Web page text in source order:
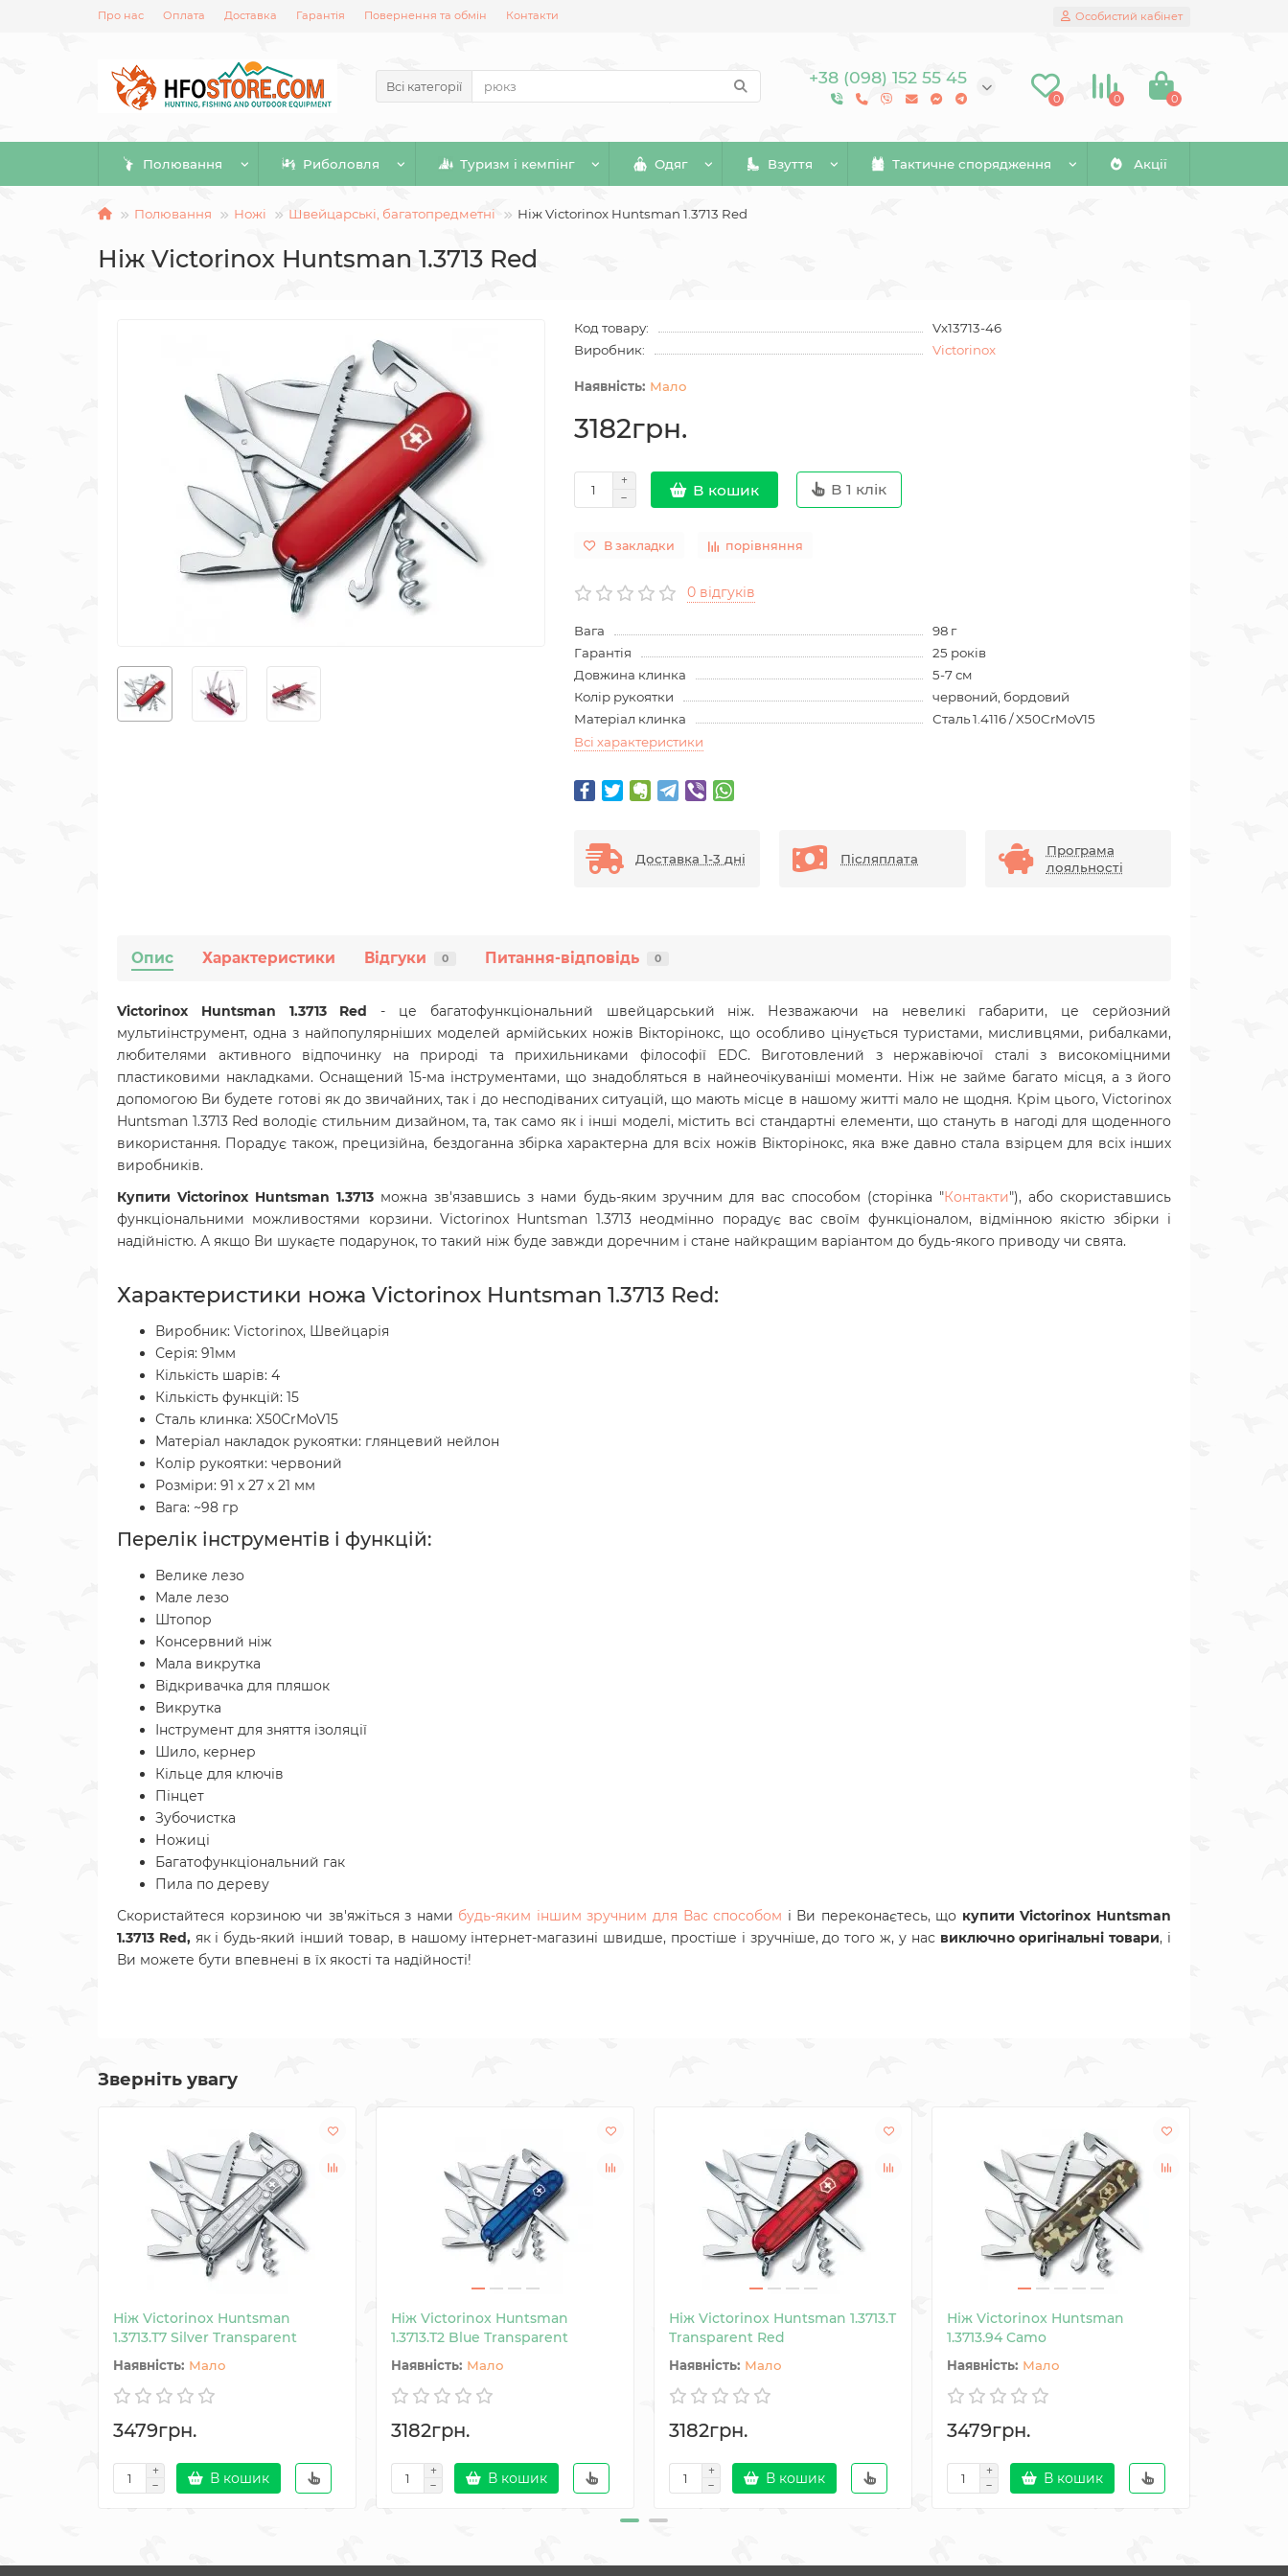
Про нас Оплата Доставка Гарантія Повернення та обмін Контакти Особистий кабінет
Всі категорії +38 (098) 152 55 45
0 0 0
Полювання Риболовля Туризм і кемпінг Одяг Взуття Тактичне спорядження Акції
Полювання Ножі Швейцарські, багатопредметні Ніж Victorinox Huntsman 1.3713 Red
Ніж Victorinox Huntsman 1.3713 Red
Код товару:
Vx13713-46
Виробник:
Victorinox
Мало
3182грн.
В кошик В 1 клік
В закладки порівняння
0 відгуків
Вага
98 г
Гарантія
25 років
Довжина клинка
5-7 см
Колір рукоятки
червоний, бордовий
Матеріал клинка
Сталь 1.4116 / X50CrMoV15
Всі характеристики
Доставка 1-3 дні Післяплата
Програма
лояльності
Опис Характеристики Відгуки 0 Питання-відповідь 0
Victorinox Huntsman 1.3713 Red - це багатофункціональний швейцарський ніж. Незважаючи на невеликі габарити, це серйозний
мультиінструмент, одна з найпопулярніших моделей армійських ножів Вікторінокс, що особливо цінується туристами, мисливцями, рибалками,
любителями активного відпочинку на природі та прихильниками філософії EDC. Виготовлений з нержавіючої сталі з високоміцними
пластиковими накладками. Оснащений 15-ма інструментами, що знадобляться в найнеочікуваніші моменти. Ніж не займе багато місця, а з його
допомогою Ви будете готові як до звичайних, так і до несподіваних ситуацій, що мають місце в нашому житті мало не щодня. Крім цього, Victorinox
Huntsman 1.3713 Red володіє стильним дизайном, та, так само як і інші моделі, містить всі стандартні елементи, що стануть в нагоді для щоденного
використання. Порадує також, прецизійна, бездоганна збірка характерна для всіх ножів Вікторінокс, яка вже давно стала взірцем для всіх інших
виробників.
Купити Victorinox Huntsman 1.3713 можна зв'язавшись з нами будь-яким зручним для вас способом (сторінка "Контакти"), або скориставшись
функціональними можливостями корзини. Victorinox Huntsman 1.3713неодмінно порадує вас своїм функціоналом, відмінною якістю збірки і
надійністю. А якщо Ви шукаєте подарунок, то такий ніж буде завжди доречним і стане найкращим варіантом до будь-якого приводу чи свята.
Характеристики ножа Victorinox Huntsman 1.3713 Red:
Виробник: Victorinox, Швейцарія
Серія: 91мм
Кількість шарів: 4
Кількість функцій: 15
Сталь клинка: X50CrMoV15
Матеріал накладок рукоятки: глянцевий нейлон
Колір рукоятки: червоний
Розміри: 91 х 27 х 21 мм
Вага: ~98 гр
Перелік інструментів і функцій:
Велике лезо
Мале лезо
Штопор
Консервний ніж
Мала викрутка
Відкривачка для пляшок
Викрутка
Інструмент для зняття ізоляції
Шило, кернер
Кільце для ключів
Пінцет
Зубочистка
Ножиці
Багатофункціональний гак
Пила по дереву
Скористайтеся корзиною чи зв'яжіться з нами будь-яким іншим зручним для Вас способом і Ви переконаєтесь, що купити Victorinox Huntsman
1.3713 Red, як і будь-який інший товар, в нашому інтернет-магазині швидше, простіше і зручніше, до того ж, у нас виключно оригінальні товари, і
Ви можете бути впевнені в їх якості та надійності!
Зверніть увагу
Ніж Victorinox Huntsman
1.3713.T7 Silver Transparent
Мало
3479грн.
В кошик
Ніж Victorinox Huntsman
1.3713.T2 Blue Transparent
Мало
3182грн.
В кошик
Ніж Victorinox Huntsman 1.3713.T
Transparent Red
Мало
3182грн.
В кошик
Ніж Victorinox Huntsman
1.3713.94 Camo
Мало
3479грн.
В кошик